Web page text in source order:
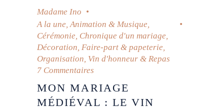
Madame Ino
A la une Animation & Musique
Cérémonie Chronique d'un mariage
Décoration Faire-part & papeterie
Organisation Vin d'honneur & Repas
7 Commentaires
MON MARIAGE
MÉDIÉVAL : LE VIN